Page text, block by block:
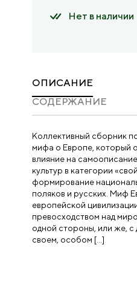
Нет в наличии
ОПИСАНИЕ
CОДЕРЖАНИЕ
Коллективный сборник
мифа о Европе, который
влияние на
культур в категории
формирование
поляков и русских. Миф
европейской
превосходством над
одной стороны, или же, с
своем, особом […]